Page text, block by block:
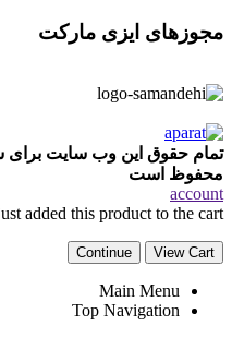
مجوزهای ایزی مارکت
تمام حقوق این وب سایت برای
محفوظ است
account
added this product to the cart:
View Cart
Continue
Main Menu
Top Navigation